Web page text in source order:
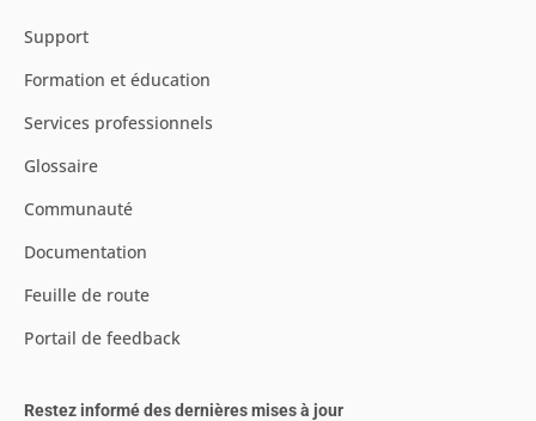
Support
Formation et éducation
Services professionnels
Glossaire
Communauté
Documentation
Feuille de route
Portail de feedback
Restez informé des dernières mises à jour